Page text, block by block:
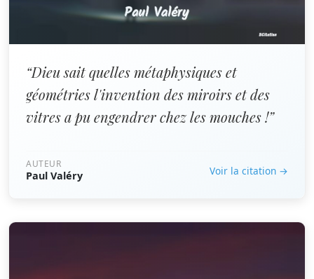
“Dieu sait quelles métaphysiques et
géométries l'invention des miroirs et des
vitres a pu engendrer chez les mouches !”
AUTEUR
Paul Valéry Voir la citation →